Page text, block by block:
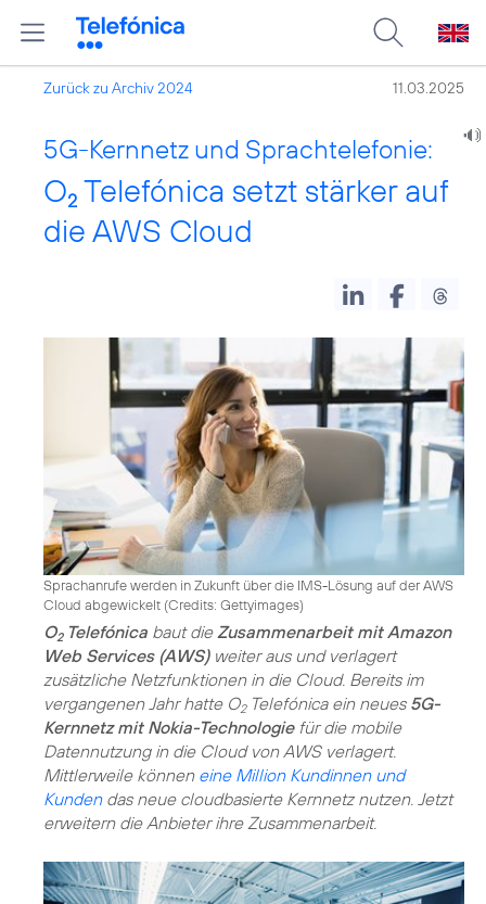
Zurück zu Archiv 2024 11.03.2025
5G-Kernnetz und Sprachtelefonie:
O2 Telefónica setzt stärker auf
die AWS Cloud
Sprachanrufe werden in Zukunft über die IMS-Lösung auf der AWS
Cloud abgewickelt (Credits: Gettyimages)
O2Telefónica baut die Zusammenarbeit mit Amazon
Web Services (AWS)weiter aus und verlagert
zusätzliche Netzfunktionen in die Cloud. Bereits im
vergangenen Jahr hatte O2Telefónica ein neues 5G-
Kernnetz mit Nokia-Technologiefür die mobile
Datennutzung in die Cloud von AWS verlagert.
Mittlerweile können eine Million Kundinnen und
Kundendas neue cloudbasierte Kernnetz nutzen. Jetzt
erweitern die Anbieter ihre Zusammenarbeit.